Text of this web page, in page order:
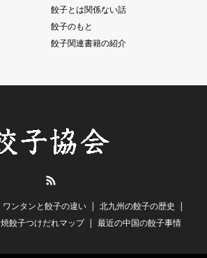
餃子とは関係ない話
餃子のもと
餃子関連書籍の紹介
ワンタンと餃子の違い
北九州の餃子の歴史
焼餃子つけだれマップ 最近の中国の餃子事情